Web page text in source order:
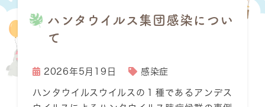
ハンタウイルス集団感染につい
て
2026年5月19日 感染症
ハンタウイルスウイルスの１種であるアンデス